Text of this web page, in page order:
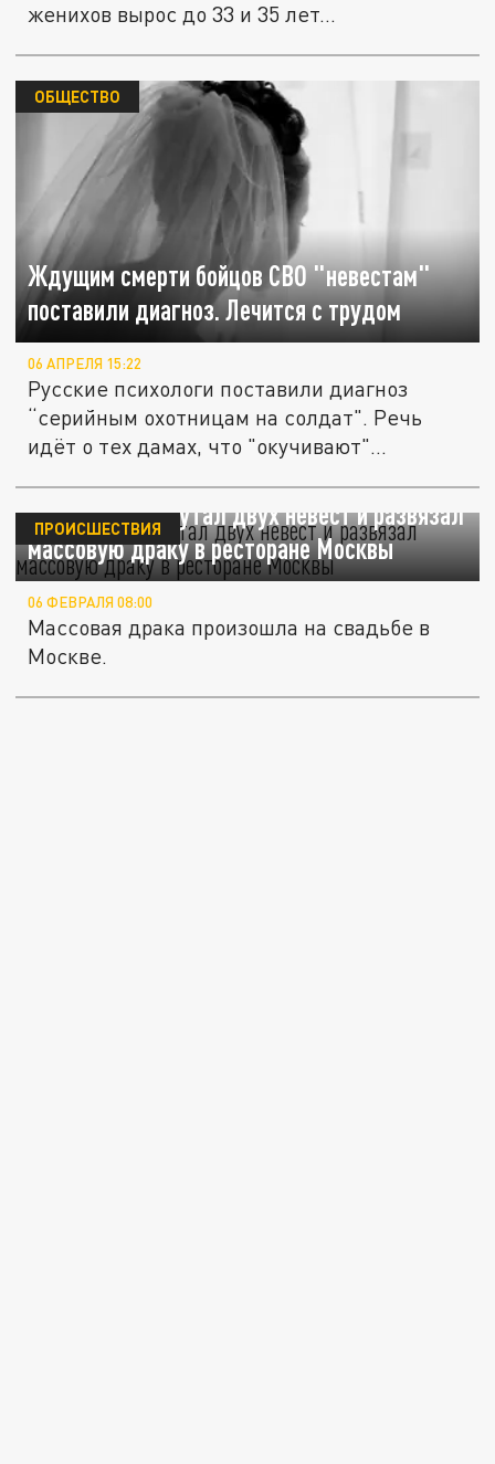
женихов вырос до 33 и 35 лет...
Ждущим смерти бойцов СВО "невестам"
поставили диагноз. Лечится с трудом
ОБЩЕСТВО
06 АПРЕЛЯ 15:22
Русские психологи поставили диагноз
“серийным охотницам на солдат". Речь
идёт о тех дамах, что "окучивают"...
Мужчина перепутал двух невест и развязал
массовую драку в ресторане Москвы
ПРОИСШЕСТВИЯ
06 ФЕВРАЛЯ 08:00
Массовая драка произошла на свадьбе в
Москве.